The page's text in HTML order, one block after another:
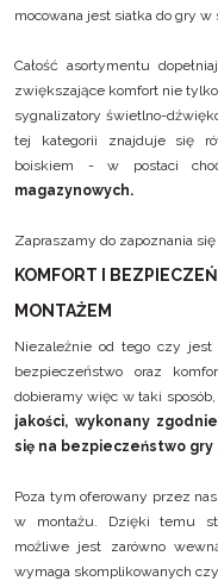
mocowana jest siatka do gry w
Całość asortymentu
zwiększające komfort nie
sygnalizatory świetlno-
tej kategorii znajduje się
boiskiem - w postaci
magazynowych.
Zapraszamy do zapoznania
KOMFORT I
MONTAŻEM
Niezależnie od tego czy jest
bezpieczeństwo oraz
dobieramy więc w taki
jakości, wykonany
się na bezpieczeństwo gry
Poza tym oferowany przez
w montażu. Dzięki temu
możliwe jest zarówno
wymaga skomplikowanych